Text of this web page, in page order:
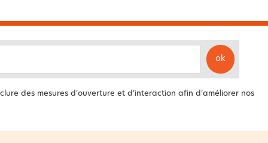
ok
des mesures d’ouverture et d’interaction afin d’améliorer nos